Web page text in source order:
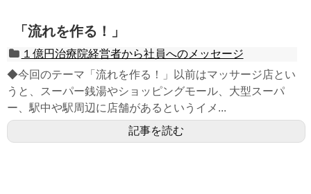
「流れを作る！」
１億円治療院経営者から社員へのメッセージ
◆今回のテーマ「流れを作る！」以前はマッサージ店とい
うと、スーパー銭湯やショッピングモール、大型スーパ
ー、駅中や駅周辺に店舗があるというイメ...
記事を読む